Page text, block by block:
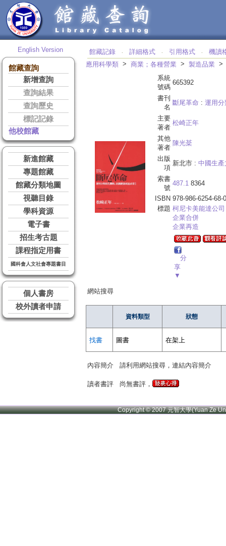
English Version
館藏查詢
新增查詢
查詢結果
查詢歷史
標記記錄
他校館藏
新進館藏
專題館藏
館藏分類地圖
視聽目錄
學科資源
電子書
招生考古題
課程指定用書
國科會人文社會專題書目
個人書房
校外讀者申請
館藏記錄 ‧ 詳細格式 ‧ 引用格式 ‧
機讀
應用科學類 > 商業；各種營業 > 製造品業
系統
號碼
665392
書刊
名
斷尾革命 : 運用分
主要
著者
松崎正年
其他
著者
陳光棻
出版
項
新北市 : 中國生產
索書
號
487.1 8364
ISBN 978-986-6254-68-0
標題 柯尼卡美能達公司
企業合併
企業再造
分
享
▼
網站搜尋
資料類型 狀態
找書 圖書 在架上
內容簡介 請利用網站搜尋，連結內容簡介
讀者書評 尚無書評，
Copyright © 2007 元智大學(Yuan Ze